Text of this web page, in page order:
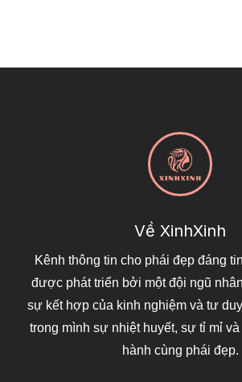
Về XinhXinh
Kênh thông tin cho phái đẹp đáng
được phát triển bởi một đội ngũ
sự kết hợp của kinh nghiệm và tư
trong mình sự nhiệt huyết, sự tỉ mỉ
hành cùng phái đẹp.